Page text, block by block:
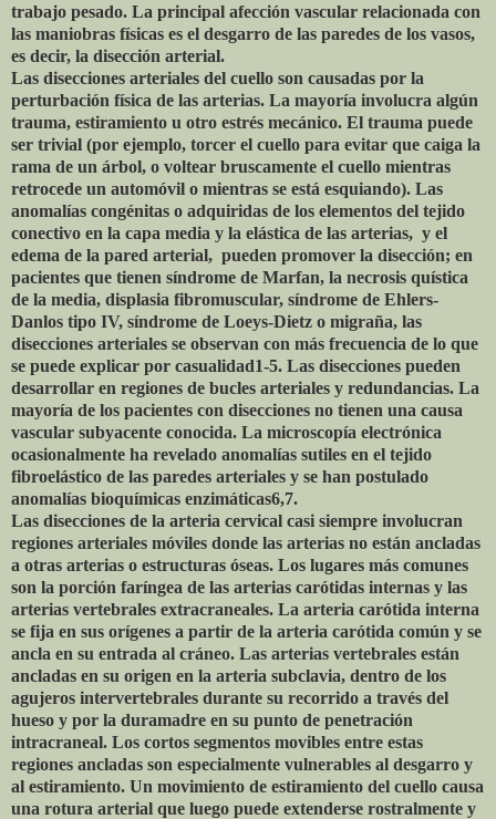
trabajo pesado. La principal afección vascular relacionada con
las maniobras físicas es el desgarro de las paredes de los vasos,
es decir, la disección arterial.
Las disecciones arteriales del cuello son causadas por la
perturbación física de las arterias. La mayoría involucra algún
trauma, estiramiento u otro estrés mecánico. El trauma puede
ser trivial (por ejemplo, torcer el cuello para evitar que caiga la
rama de un árbol, o voltear bruscamente el cuello mientras
retrocede un automóvil o mientras se está esquiando). Las
anomalías congénitas o adquiridas de los elementos del tejido
conectivo en la capa media y la elástica de las arterias, y el
edema de la pared arterial, pueden promover la disección; en
pacientes que tienen síndrome de Marfan, la necrosis quística
de la media, displasia fibromuscular, síndrome de Ehlers-
Danlos tipo IV, síndrome de Loeys-Dietz o migraña, las
disecciones arteriales se observan con más frecuencia de lo que
se puede explicar por casualidad1-5. Las disecciones pueden
desarrollar en regiones de bucles arteriales y redundancias. La
mayoría de los pacientes con disecciones no tienen una causa
vascular subyacente conocida. La microscopía electrónica
ocasionalmente ha revelado anomalías sutiles en el tejido
fibroelástico de las paredes arteriales y se han postulado
anomalías bioquímicas enzimáticas6,7.
Las disecciones de la arteria cervical casi siempre involucran
regiones arteriales móviles donde las arterias no están ancladas
a otras arterias o estructuras óseas. Los lugares más comunes
son la porción faríngea de las arterias carótidas internas y las
arterias vertebrales extracraneales. La arteria carótida interna
se fija en sus orígenes a partir de la arteria carótida común y se
ancla en su entrada al cráneo. Las arterias vertebrales están
ancladas en su origen en la arteria subclavia, dentro de los
agujeros intervertebrales durante su recorrido a través del
hueso y por la duramadre en su punto de penetración
intracraneal. Los cortos segmentos movibles entre estas
regiones ancladas son especialmente vulnerables al desgarro y
al estiramiento. Un movimiento de estiramiento del cuello causa
una rotura arterial que luego puede extenderse rostralmente y